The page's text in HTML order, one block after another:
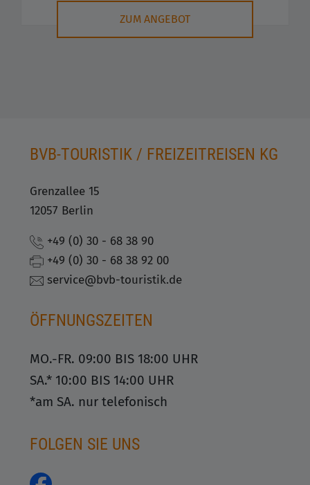
ZUM ANGEBOT
BVB-TOURISTIK / FREIZEITREISEN KG
Grenzallee 15
12057 Berlin
+49 (0) 30 - 68 38 90
+49 (0) 30 - 68 38 92 00
service@bvb-touristik.de
ÖFFNUNGSZEITEN
MO.-FR. 09:00 BIS 18:00 UHR
SA.* 10:00 BIS 14:00 UHR
*am SA. nur telefonisch
FOLGEN SIE UNS